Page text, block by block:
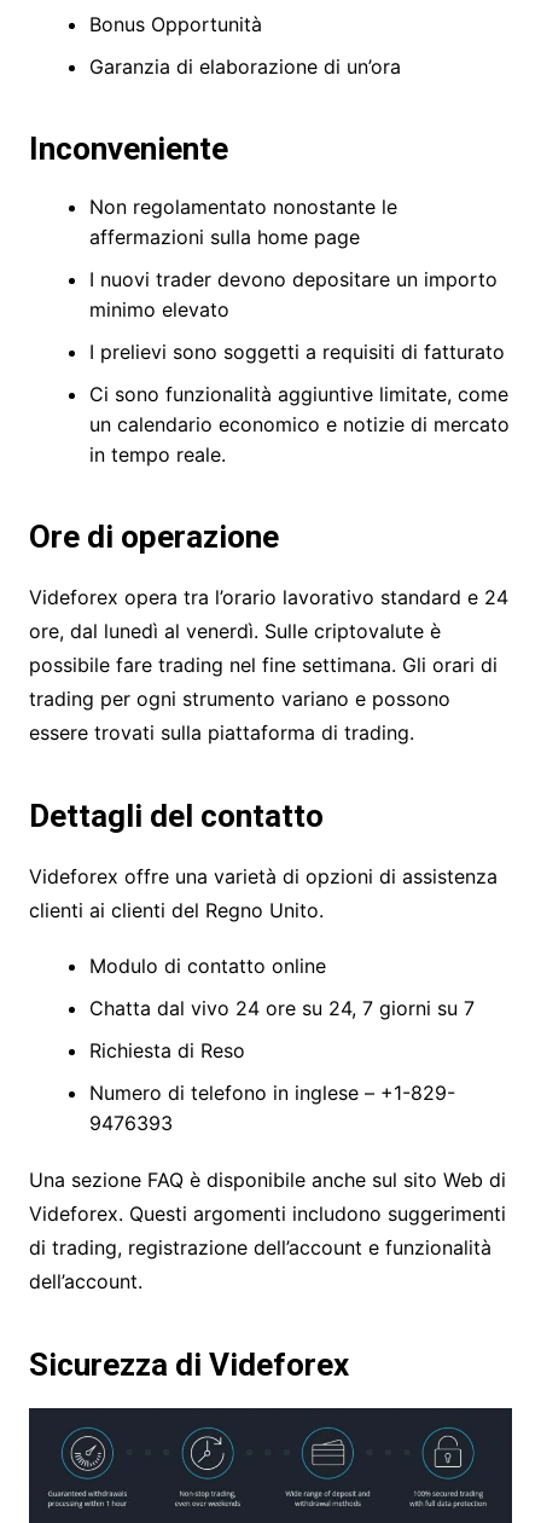
Bonus Opportunità
Garanzia di elaborazione di un’ora
Inconveniente
Non regolamentato nonostante le
affermazioni sulla home page
I nuovi trader devono depositare un importo
minimo elevato
I prelievi sono soggetti a requisiti di fatturato
Ci sono funzionalità aggiuntive limitate, come
un calendario economico e notizie di mercato
in tempo reale.
Ore di operazione
Videforex opera tra l’orario lavorativo standard e 24
ore, dal lunedì al venerdì. Sulle criptovalute è
possibile fare trading nel fine settimana. Gli orari di
trading per ogni strumento variano e possono
essere trovati sulla piattaforma di trading.
Dettagli del contatto
Videforex offre una varietà di opzioni di assistenza
clienti ai clienti del Regno Unito.
Modulo di contatto online
Chatta dal vivo 24 ore su 24, 7 giorni su 7
Richiesta di Reso
Numero di telefono in inglese – +1-829-
9476393
Una sezione FAQ è disponibile anche sul sito Web di
Videforex. Questi argomenti includono suggerimenti
di trading, registrazione dell’account e funzionalità
dell’account.
Sicurezza di Videforex